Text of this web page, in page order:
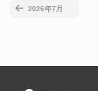
2026年7月